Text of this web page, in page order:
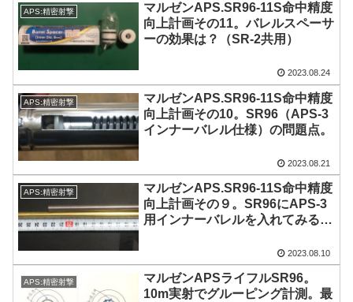
APS:精密射撃
マルゼンAPS.SR96-11S命中精度
向上計画その11。バレルスペーサ
ーの効果は？（SR-2共用）
2023.08.24
APS:精密射撃
マルゼンAPS.SR96-11S命中精度
向上計画その10。SR96（APS-3
インナーバレル仕様）の問題点。
2023.08.21
APS:精密射撃
マルゼンAPS.SR96-11S命中精度
向上計画その９。SR96にAPS-3
用インナーバレルを入れてみる
2023.08.10
APS:精密射撃
マルゼンAPSライフルSR96。
10m実射でグルーピング計測。最